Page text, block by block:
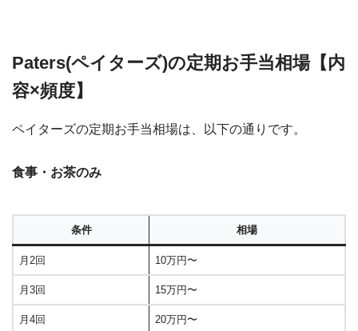
Paters(ペイターズ)の定期お手当相場【内
容×頻度】
ペイターズの定期お手当相場は、以下の通りです。
食事・お茶のみ
条件 相場
月2回 10万円〜
月3回 15万円〜
月4回 20万円〜